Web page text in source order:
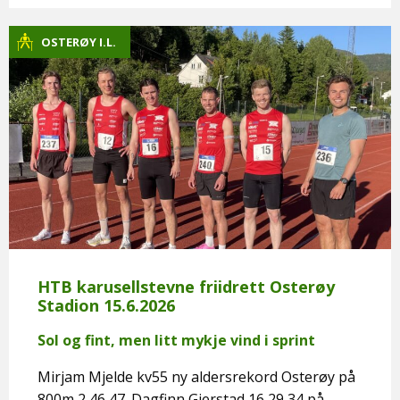
OSTERØY I.L.
HTB karusellstevne friidrett Osterøy
Stadion 15.6.2026
Sol og fint, men litt mykje vind i sprint
Mirjam Mjelde kv55 ny aldersrekord Osterøy på